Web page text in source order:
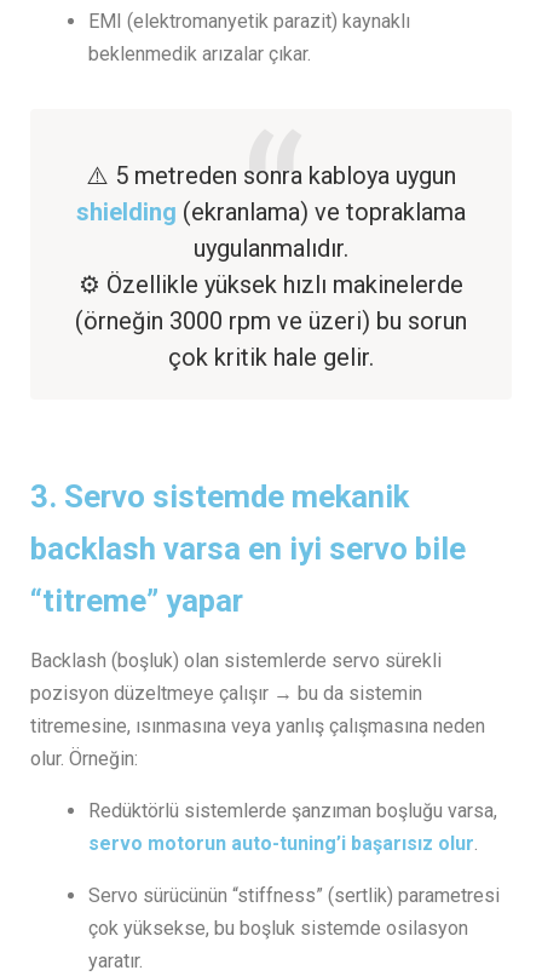
EMI (elektromanyetik parazit) kaynaklı
beklenmedik arızalar çıkar.
⚠️ 5 metreden sonra kabloya uygun
shielding (ekranlama) ve topraklama
uygulanmalıdır.
⚙️ Özellikle yüksek hızlı makinelerde
(örneğin 3000 rpm ve üzeri) bu sorun
çok kritik hale gelir.
3. Servo sistemde mekanik
backlash varsa en iyi servo bile
“titreme” yapar
Backlash (boşluk) olan sistemlerde servo sürekli
pozisyon düzeltmeye çalışır → bu da sistemin
titremesine, ısınmasına veya yanlış çalışmasına neden
olur. Örneğin:
Redüktörlü sistemlerde şanzıman boşluğu varsa,
servo motorun auto-tuning’i başarısız olur.
Servo sürücünün “stiffness” (sertlik) parametresi
çok yüksekse, bu boşluk sistemde osilasyon
yaratır.